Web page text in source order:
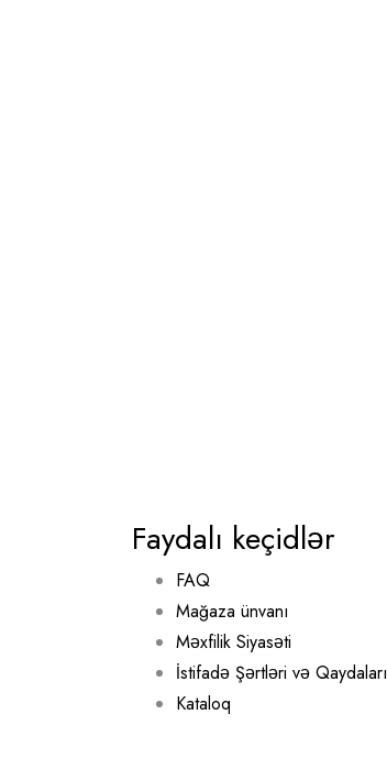
Faydalı keçidlər
FAQ
Mağaza ünvanı
Məxfilik Siyasəti
İstifadə Şərtləri və Qaydaları
Kataloq